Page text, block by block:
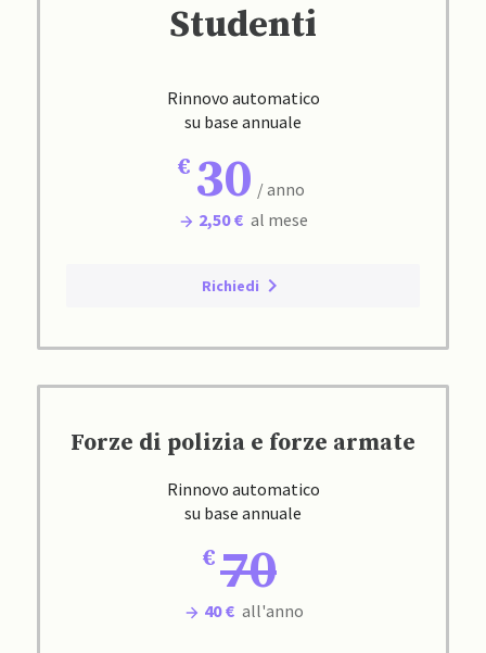
Studenti
Rinnovo automatico
su base annuale
30 / anno
2,50 € al mese
Richiedi
Forze di polizia e forze armate
Rinnovo automatico
su base annuale
70
40 € all'anno